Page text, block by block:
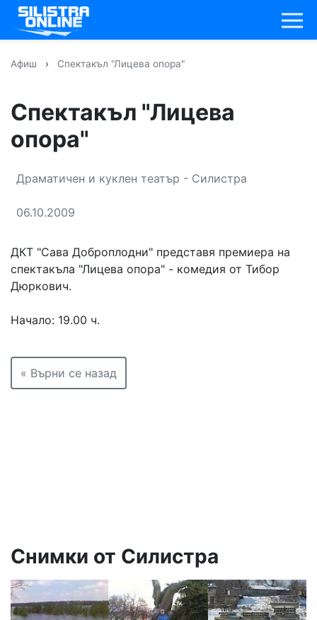
Афиш › Спектакъл "Лицева опора"
Спектакъл "Лицева
опора"
Драматичен и куклен театър - Силистра
06.10.2009
ДКТ "Сава Доброплодни" представя премиера на
спектакъла "Лицева опора" - комедия от Тибор
Дюркович.
Начало: 19.00 ч.
« Върни се назад
Снимки от Силистра